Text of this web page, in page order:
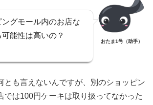
ングモール内のお店な
能性は高いの？
おたま1号（助手）
とも言えないんですが、別のショッピン
では100円ケーキは取り扱ってなかった